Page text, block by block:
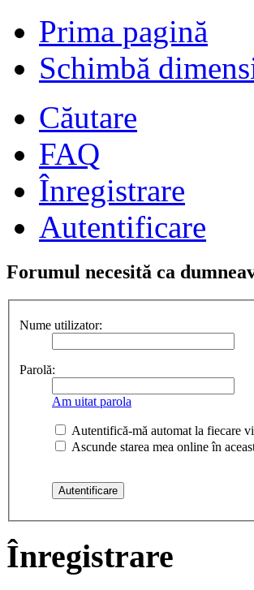
Prima pagină
Schimbă
Căutare
FAQ
Înregistrare
Autentificare
Forumul necesită ca
Nume utilizator:
Parolă:
Am uitat parola
Autentifică-mă automat la fiecare
Ascunde starea mea online în
Înregistrare